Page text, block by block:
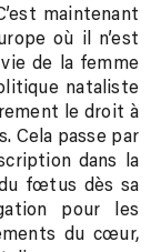
maintenant
où il n’est
de la femme
nataliste
le droit à
Cela passe par
dans la
fœtus dès sa
pour les
du cœur,